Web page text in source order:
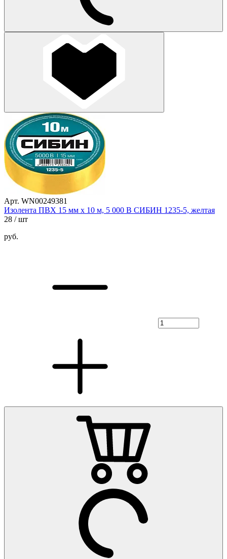
Арт. WN00249381
Изолента ПВХ 15 мм х 10 м, 5 000 В СИБИН 1235-5, желтая
28 / шт
руб.